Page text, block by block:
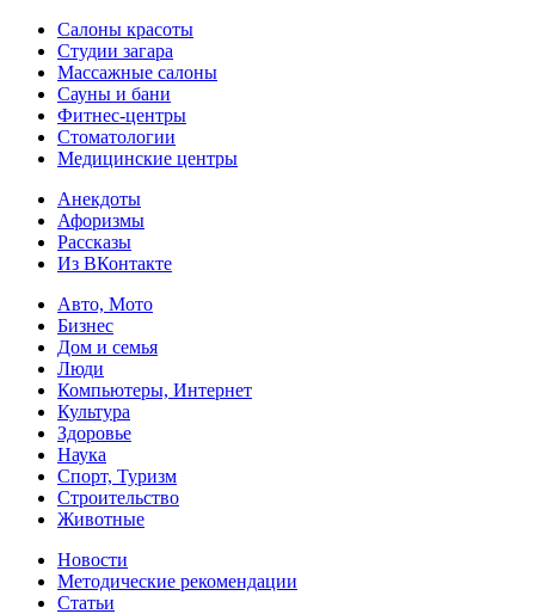
Салоны красоты
Студии загара
Массажные салоны
Сауны и бани
Фитнес-центры
Стоматологии
Медицинские центры
Анекдоты
Афоризмы
Рассказы
Из ВКонтакте
Авто, Мото
Бизнес
Дом и семья
Люди
Компьютеры, Интернет
Культура
Здоровье
Наука
Спорт, Туризм
Строительство
Животные
Новости
Методические рекомендации
Статьи